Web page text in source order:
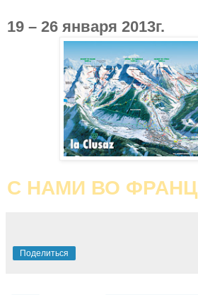
19 – 26 января 2013г.
С НАМИ ВО
Поделиться